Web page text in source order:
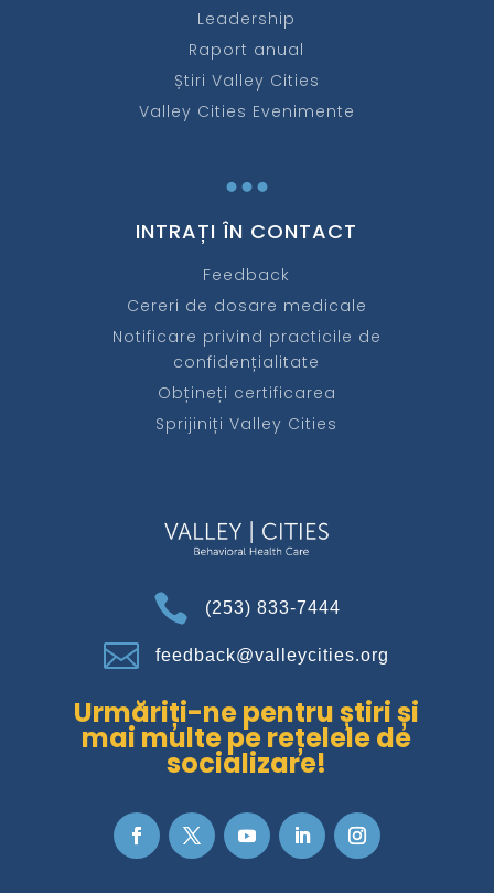
Leadership
Raport anual
Știri Valley Cities
Valley Cities Evenimente
...
INTRAȚI ÎN CONTACT
Feedback
Cereri de dosare medicale
Notificare privind practicile de
confidențialitate
Obțineți certificarea
Sprijiniți Valley Cities
 (253) 833-7444
 feedback@valleycities.org
Urmăriți-ne pentru știri și
mai multe pe rețelele de
socializare!